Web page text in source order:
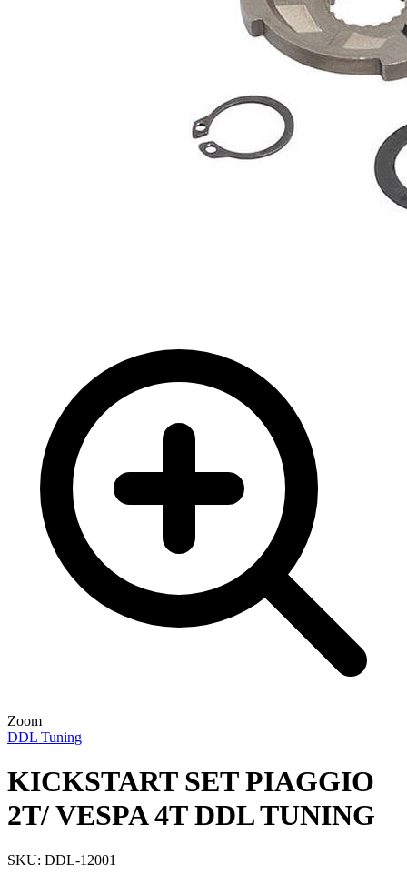
Zoom
DDL Tuning
KICKSTART SET PIAGGIO
2T/ VESPA 4T DDL TUNING
SKU: DDL-12001